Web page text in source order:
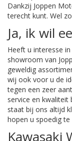
Dankzij Joppen
terecht kunt. Wel
Ja, ik wil
Heeft u interesse
showroom van
geweldig
wij ook voor u de
tegen een zeer
service en
staat bij ons altijd
hopen u spoedig
Kawasaki